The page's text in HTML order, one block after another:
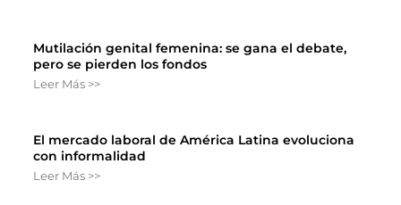
Mutilación genital femenina: se gana el debate,
pero se pierden los fondos
Leer Más >>
El mercado laboral de América Latina evoluciona
con informalidad
Leer Más >>